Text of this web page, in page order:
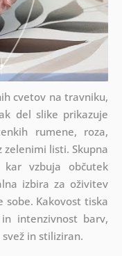
cvetov na travniku,
del slike prikazuje
rumene, roza,
listi. Skupna
vzbuja občutek
izbira za oživitev
sobe. Kakovost tiska
intenzivnost barv,
in stiliziran.